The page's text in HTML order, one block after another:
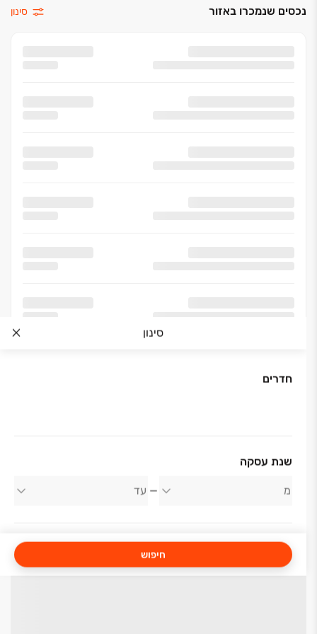
נכסים שנמכרו באזור סינון
סינון
חדרים
שנת עסקה
חיפוש